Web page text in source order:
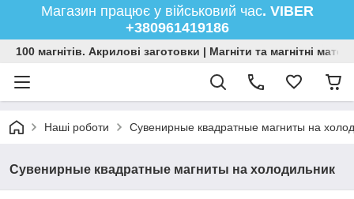
Магазин працює у військовий час. VIBER
+380961419186
100 магнітів. Акрилові заготовки | Магніти та магнітні
Наші роботи Сувенирные квадратные магниты на
Сувенирные квадратные магниты на холодильник